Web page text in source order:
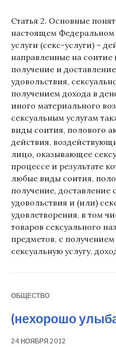
Статья 2. Основные
настоящем Федеральном
услуги (секс-услуги) –
направленные на соитие
получение и
удовольствия,
получением дохода в
иного материального
сексуальным услугам
виды соития, полового
действия,
лицо, оказывающее
процессе и результате
любые виды соития,
получение, доставление
удовольствия и (или)
удовлетворения, в том
товаров сексуального
предметов, с
сексуальную услугу,
ОБЩЕСТВО
(нехорошо
24 НОЯБРЯ 2012